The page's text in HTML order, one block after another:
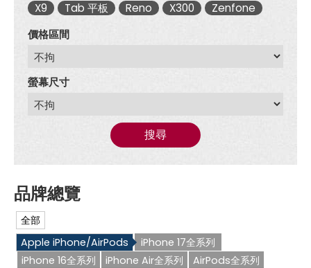
X9
Tab 平板 Reno X300
Zenfone
價格區間
螢幕尺寸
搜尋
全部
Apple iPhone/AirPods
iPhone 17全系列
iPhone 16全系列
iPhone Air全系列
AirPods全系列